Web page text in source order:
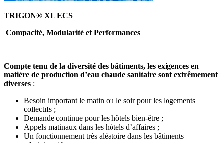
TRIGON® XL ECS
Compacité, Modularité et Performances
Compte tenu de la diversité des bâtiments, les exigences en
matière de production d’eau chaude sanitaire sont extrêmement
diverses :
Besoin important le matin ou le soir pour les logements
collectifs ;
Demande continue pour les hôtels bien-être ;
Appels matinaux dans les hôtels d’affaires ;
Un fonctionnement très aléatoire dans les bâtiments